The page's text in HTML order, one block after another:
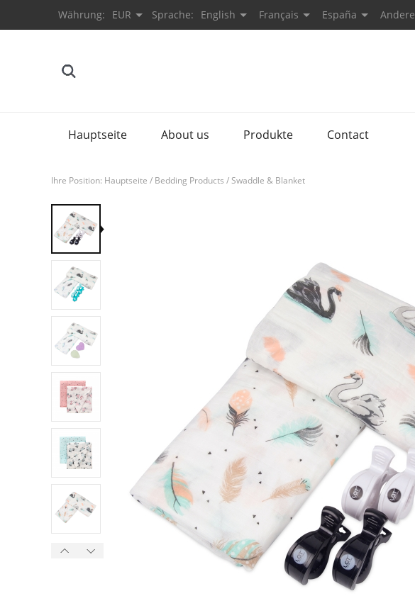
Währung: EUR Sprache: English Français España Andere
Hauptseite About us Produkte Contact
Ihre Position: Hauptseite / Bedding Products /Swaddle & Blanket